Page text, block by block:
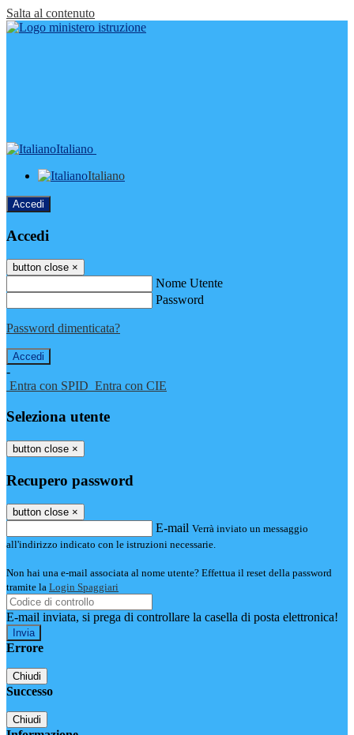
Salta al contenuto
Italiano
Italiano
Accedi
Accedi
button close ×
Nome Utente
Password
Password dimenticata?
-
Entra con SPID Entra con CIE
Seleziona utente
button close ×
Recupero password
button close ×
E-mail Verrà inviato un messaggio
all'indirizzo indicato con le istruzioni necessarie.
Non hai una e-mail associata al nome utente? Effettua il reset della password
tramite la Login Spaggiari
E-mail inviata, si prega di controllare la casella di posta elettronica!
Errore
Chiudi
Successo
Chiudi